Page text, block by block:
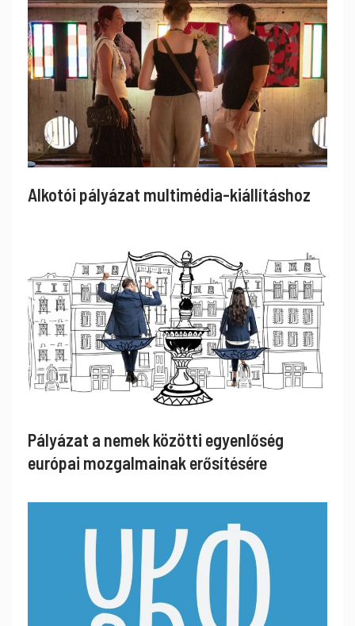
Alkotói pályázat multimédia-kiállításhoz
Pályázat a nemek közötti egyenlőség
európai mozgalmainak erősítésére